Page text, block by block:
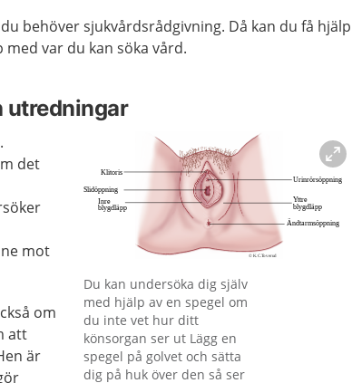
behöver sjukvårdsrådgivning. Då kan du få hjälp
var du kan söka vård.
utredningar
Förstora bilden
Du kan undersöka dig själv
med hjälp av en spegel om
du inte vet hur ditt
könsorgan ser ut Lägg en
spegel på golvet och sätta
dig på huk över den så ser
det
mot
om
att
är